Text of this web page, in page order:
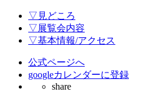
▽見どころ
▽展覧会内容
▽基本情報/アクセス
公式ページへ
googleカレンダーに登録
share